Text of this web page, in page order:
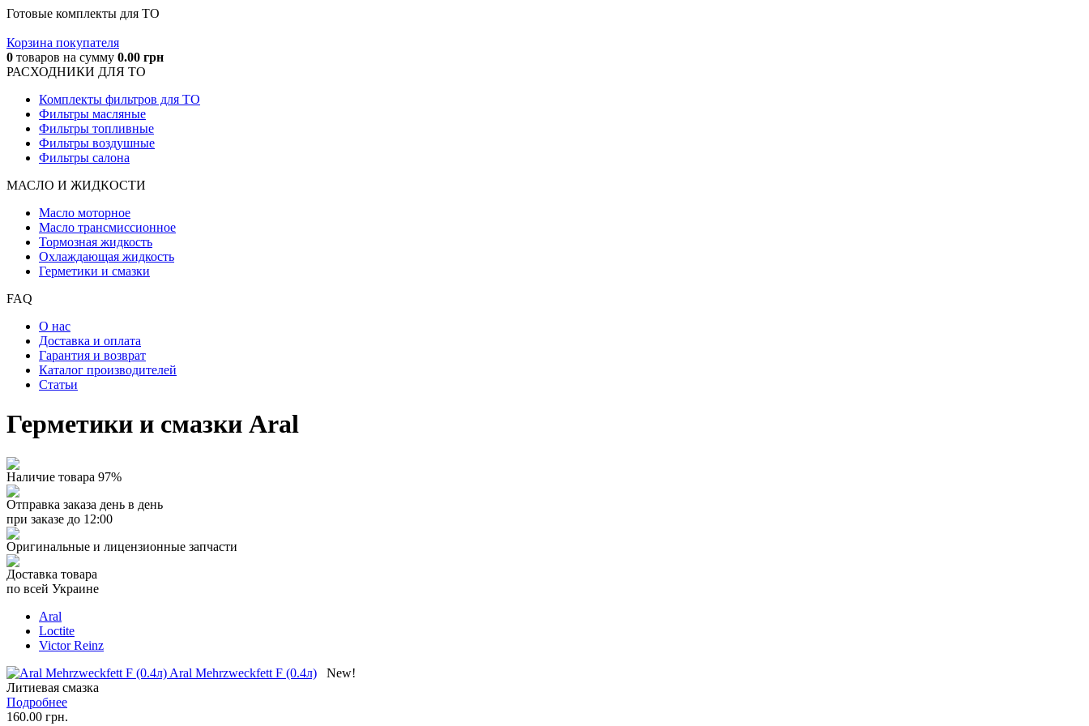
Готовые комплекты для ТО
Корзина покупателя
0 товаров на сумму 0.00 грн
РАСХОДНИКИ ДЛЯ ТО
Комплекты фильтров для ТО
Фильтры масляные
Фильтры топливные
Фильтры воздушные
Фильтры салона
МАСЛО И ЖИДКОCТИ
Масло моторное
Масло трансмиссионное
Тормозная жидкость
Охлаждающая жидкость
Герметики и смазки
FAQ
О нас
Доставка и оплата
Гарантия и возврат
Каталог производителей
Статьи
Герметики и смазки Aral
Наличие товара 97%
Отправка заказа день в день
при заказе до 12:00
Оригинальные и лицензионные запчасти
Доставка товара
по всей Украине
Aral
Loctite
Victor Reinz
Aral Mehrzweckfett F (0.4л)
New!
Литиевая смазка
Подробнее
160.00 грн.